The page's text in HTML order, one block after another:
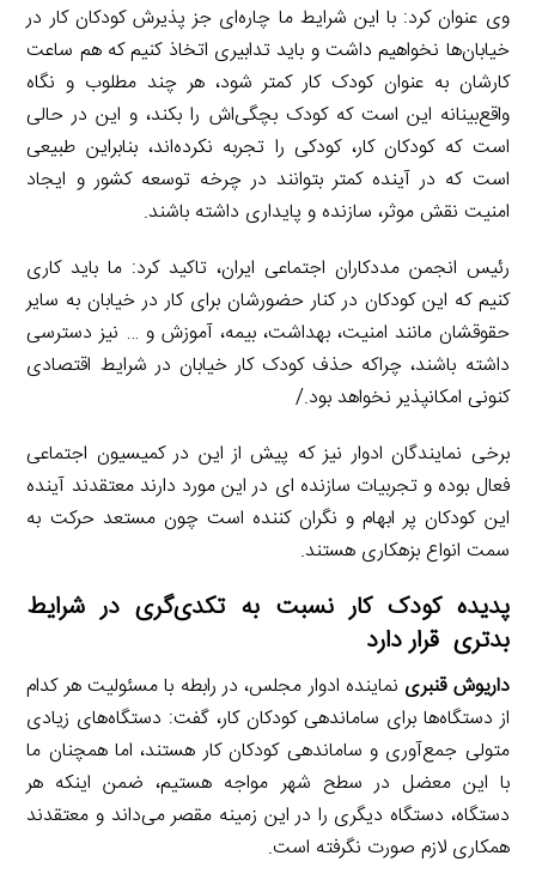
وی عنوان کرد: با این شرایط ما چاره‌ای جز پذیرش کودکان کار در
خیابان‌ها نخواهیم داشت و باید تدابیری اتخاذ کنیم که هم ساعت
کارشان به عنوان کودک کار کمتر شود، هر چند مطلوب و نگاه
واقع‌بینانه این است که کودک بچگی‌اش را بکند، و این در حالی
است که کودکان کار، کودکی را تجربه نکرده‌اند، بنابراین طبیعی
است که در آینده کمتر بتوانند در چرخه توسعه کشور و ایجاد
امنیت نقش موثر، سازنده و پایداری داشته باشند.
رئیس انجمن مددکاران اجتماعی ایران، تاکید کرد: ما باید کاری
کنیم که این کودکان در کنار حضورشان برای کار در خیابان به سایر
حقوقشان مانند امنیت، بهداشت، بیمه، آموزش و … نیز دسترسی
داشته باشند، چراکه حذف کودک کار خیابان در شرایط اقتصادی
کنونی امکانپذیر نخواهد بود./
برخی نمایندگان ادوار نیز که پیش از این در کمیسیون اجتماعی
فعال بوده و تجربیات سازنده ای در این مورد دارند معتقدند آینده
این کودکان پر ابهام و نگران کننده است چون مستعد حرکت به
سمت انواع بزهکاری هستند.
پدیده کودک کار نسبت به تکدی‌گری در شرایط
بدتری قرار دارد
داریوش قنبری نماینده ادوار مجلس، در رابطه با مسئولیت هر کدام
از دستگاه‌ها برای ساماندهی کودکان کار، گفت: دستگاه‌های زیادی
متولی جمع‌آوری و ساماندهی کودکان کار هستند، اما همچنان ما
با این معضل در سطح شهر مواجه هستیم، ضمن اینکه هر
دستگاه، دستگاه دیگری را در این زمینه مقصر می‌داند و معتقدند
همکاری لازم صورت نگرفته است.